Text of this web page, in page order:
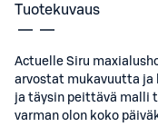
Tuotekuvaus
Actuelle Siru
arvostat mukavuutta ja
ja täysin peittävä malli
varman olon koko